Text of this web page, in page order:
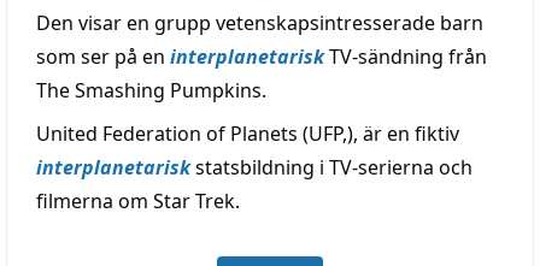
Den visar en grupp vetenskapsintresserade barn
som ser på en interplanetariskTV-sändning från
The Smashing Pumpkins.
United Federation of Planets (UFP,), är en fiktiv
interplanetariskstatsbildning i TV-serierna och
filmerna om Star Trek.